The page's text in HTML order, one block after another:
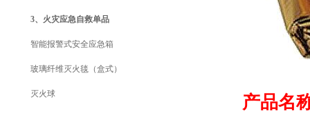
3、火灾应急自救单品
智能报警式安全应急箱
玻璃纤维灭火毯（盒式）
灭火球 产品名